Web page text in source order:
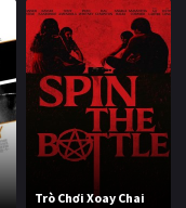
Trò Chơi Xoay Chai